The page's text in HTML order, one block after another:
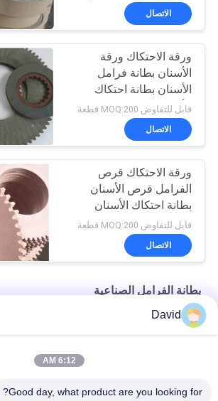
الاتصال
ورقة الاحتكاك ورقة
الأسنان بطانة فرامل
الأسنان بطانة احتكاك
الأسنان
قابل للتفاوض MOQ:200 قطعة
الاتصال
ورقة الاحتكاك قرص
الفرامل قرص الأسنان
بطانة احتكاك الأسنان
القرص
قابل للتفاوض MOQ:200 قطعة
الاتصال
بطانة الفرامل الصناعية
سمك 3 مم مواد احتكاك خالية من الأسبستوسDavid
6:12 AM
Good day, what product are you looking for?